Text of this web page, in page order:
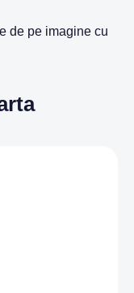
de pe imagine cu